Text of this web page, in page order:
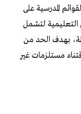
المدرسية على
التعليمية لتشمل
بهدف الحد من
مستلزمات غير